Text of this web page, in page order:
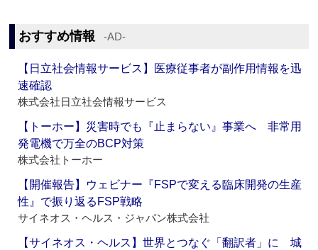
おすすめ情報 ‐AD‐
【日立社会情報サービス】医療従事者が副作用情報を迅
速確認
株式会社日立社会情報サービス
【トーホー】災害時でも『止まらない』事業へ 非常用
発電機で万全のBCP対策
株式会社トーホー
【開催報告】ウェビナー『FSPで変える臨床開発の生産
性』で振り返るFSP戦略
サイネオス・ヘルス・ジャパン株式会社
【サイネオス・ヘルス】世界とつなぐ「翻訳者」に 城